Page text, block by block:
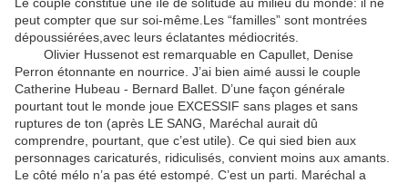
peut compter que sur soi-même.Les “familles” sont montrées
dépoussiérées,avec leurs éclatantes médiocrités.
Olivier Hussenot est remarquable en Capullet, Denise
Perron étonnante en nourrice. J’ai bien aimé aussi le couple
Catherine Hubeau - Bernard Ballet. D’une façon générale
pourtant tout le monde joue EXCESSIF sans plages et sans
ruptures de ton (après LE SANG, Maréchal aurait dû
comprendre, pourtant, que c’est utile). Ce qui sied bien aux
personnages caricaturés, ridiculisés, convient moins aux amants.
Le côté mélo n’a pas été estompé. C’est un parti. Maréchal a